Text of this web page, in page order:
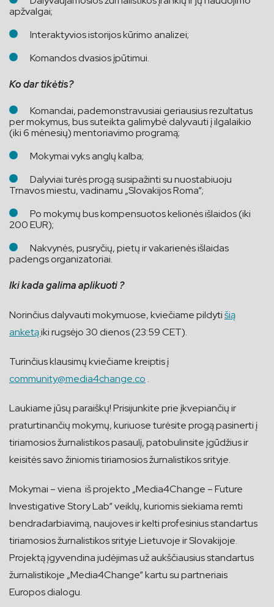
apžvalgai;
Interaktyvios istorijos kūrimo analizei;
Komandos dvasios įpūtimui.
Ko dar tikėtis?
Komandai, pademonstravusiai geriausius rezultatus
per mokymus, bus suteikta galimybė dalyvauti į ilgalaikio
(iki 6 mėnesių) mentoriavimo programą;
Mokymai vyks anglų kalba;
Dalyviai turės progą susipažinti su nuostabiuoju
Trnavos miestu, vadinamu „Slovakijos Roma“;
Po mokymų bus kompensuotos kelionės išlaidos (iki
200 EUR);
Nakvynės, pusryčių, pietų ir vakarienės išlaidas
padengs organizatoriai.
Iki kada galima aplikuoti ?
Norinčius dalyvauti mokymuose, kviečiame pildytišią
anketąiki rugsėjo 30 dienos (23:59 CET).
Turinčius klausimų kviečiamekreiptis į
community@media4change.co .
Laukiame jūsų paraiškų! Prisijunkite prie įkvepiančių ir
praturtinančių mokymų, kuriuose turėsite progą pasinerti į
tiriamosios žurnalistikos pasaulį, patobulinsite įgūdžius ir
keisitės savo žiniomis tiriamosios žurnalistikos srityje.
Mokymai – viena iš projekto „Media4Change – Future
Investigative Story Lab“ veiklų, kuriomis siekiama remti
bendradarbiavimą, naujoves ir kelti profesinius standartus
tiriamosios žurnalistikos srityje Lietuvoje ir Slovakijoje.
Projektą įgyvendina judėjimas už aukščiausius standartus
žurnalistikoje „Media4Change“ kartu su partneriais
Europos dialogu.